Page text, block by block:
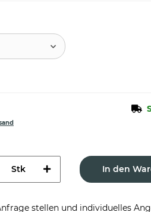
Stk In den
stellen und individuelles